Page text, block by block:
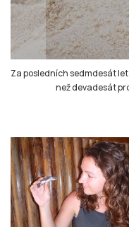
Za posledních sedmdesát let
než devadesát